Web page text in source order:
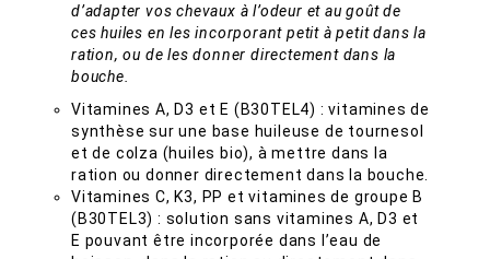
d’adapter vos chevaux à l’odeur et au goût de
ces huiles en les incorporant petit à petit dans la
ration, ou de les donner directement dans la
bouche.
Vitamines A, D3 et E (B30TEL4) : vitamines de
synthèse sur une base huileuse de tournesol
et de colza (huiles bio), à mettre dans la
ration ou donner directement dans la bouche.
Vitamines C, K3, PP et vitamines de groupe B
(B30TEL3) : solution sans vitamines A, D3 et
E pouvant être incorporée dans l’eau de